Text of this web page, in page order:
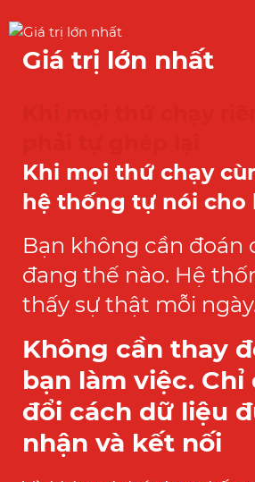
Giá trị lớn nhất
Khi mọi thứ chạy
hệ thống tự nói cho
Bạn không cần đoán
đang thế nào. Hệ
thấy sự thật mỗi
Không cần thay
bạn làm việc. Chỉ
đổi cách dữ liệu
nhận và kết nối